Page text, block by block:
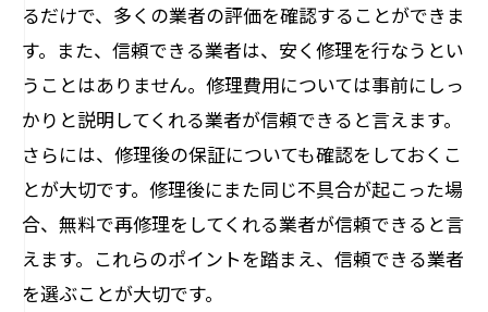
るだけで、多くの業者の評価を確認することができま
す。また、信頼できる業者は、安く修理を行なうとい
うことはありません。修理費用については事前にしっ
かりと説明してくれる業者が信頼できると言えます。
さらには、修理後の保証についても確認をしておくこ
とが大切です。修理後にまた同じ不具合が起こった場
合、無料で再修理をしてくれる業者が信頼できると言
えます。これらのポイントを踏まえ、信頼できる業者
を選ぶことが大切です。